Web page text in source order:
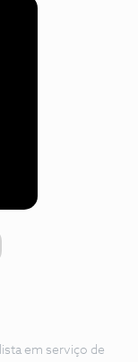
em serviço de